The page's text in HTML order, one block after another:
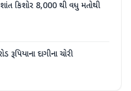
કિશોર 8,000 થી વધુ મતોથી
દાગીના ચોરી